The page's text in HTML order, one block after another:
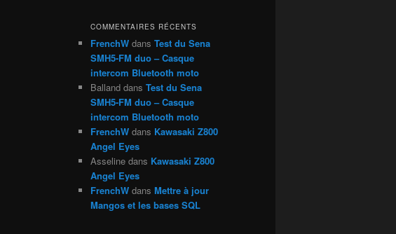
h
e
COMMENTAIRES RÉCENTS
FrenchW dans Test du Sena
SMH5-FM duo – Casque
intercom Bluetooth moto
Balland dans Test du Sena
SMH5-FM duo – Casque
intercom Bluetooth moto
FrenchW dans Kawasaki Z800
Angel Eyes
Asseline dans Kawasaki Z800
Angel Eyes
FrenchW dans Mettre à jour
Mangos et les bases SQL